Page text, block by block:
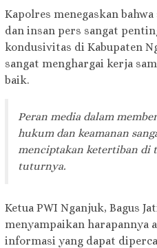
Kapolres menegaskan
dan insan pers sangat
kondusivitas di Kabupaten
sangat menghargai kerja
baik.
Peran media dalam
hukum dan keamanan
menciptakan ketertiban di
tuturnya.
Ketua PWI Nganjuk, Bagus
menyampaikan harapannya
informasi yang dapat